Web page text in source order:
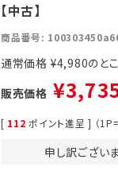
【中古】
商品番号
通常価格 ¥4,980
販売価格 ¥
[ 112 ポイント進呈 ] （
申し訳ござい